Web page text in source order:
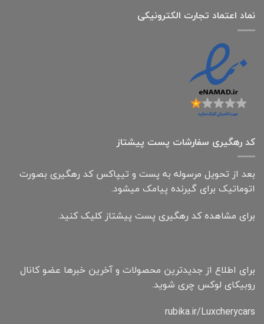
نماد اعتماد تجارت الكترونیكی
کد رهگیری سفارشات پست پیشتاز
بعد از تحویل مرسوله به پست و تیپاکس کد رهگیری بصورت
اتوماتیک برای گیرنده پیامک میشود.
برای مشاهده کد رهگیری پست پیشتاز کلیک کنید.
برای اطلاع از جدیدترین محصولات و آخرین خبرها عضو کانال
روبیکای لوکس چری شوید.
rubika.ir/Luxcherycars